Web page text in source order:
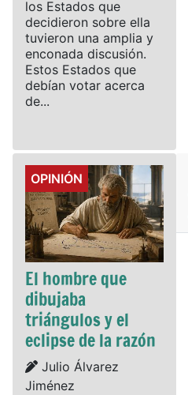
los Estados que
decidieron sobre ella
tuvieron una amplia y
enconada discusión.
Estos Estados que
debían votar acerca
de...
Details
OPINIÓN
El hombre que
dibujaba
triángulos y el
eclipse de la razón
Details
Julio Álvarez
Jiménez